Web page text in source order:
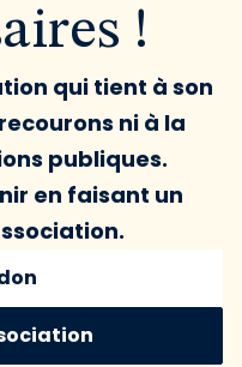
!
qui tient à son
ni à la
publiques.
en faisant un